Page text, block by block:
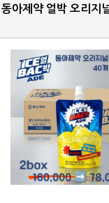
동아제약 얼박 오리지